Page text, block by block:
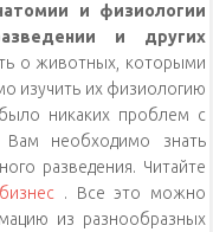
и физиологии
и других
о животных, которыми
изучить их физиологию
никаких проблем с
необходимо знать
разведения. Читайте
. Все это можно
из разнообразных